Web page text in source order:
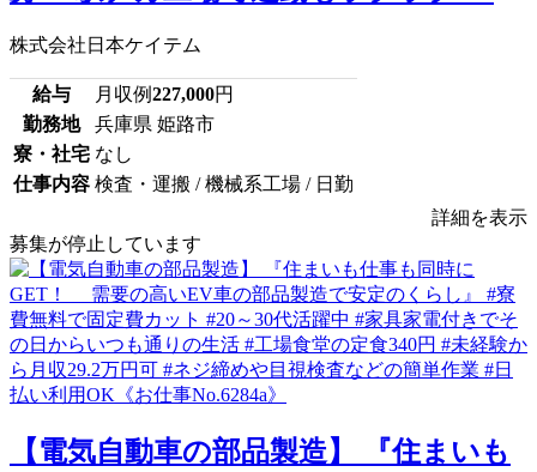
株式会社日本ケイテム
給与 月収例227,000円
勤務地
兵庫県 姫路市
寮・社宅 なし
仕事内容 検査・運搬 / 機械系工場 / 日勤
詳細を表示
募集が停止しています
【電気自動車の部品製造】 『住まいも